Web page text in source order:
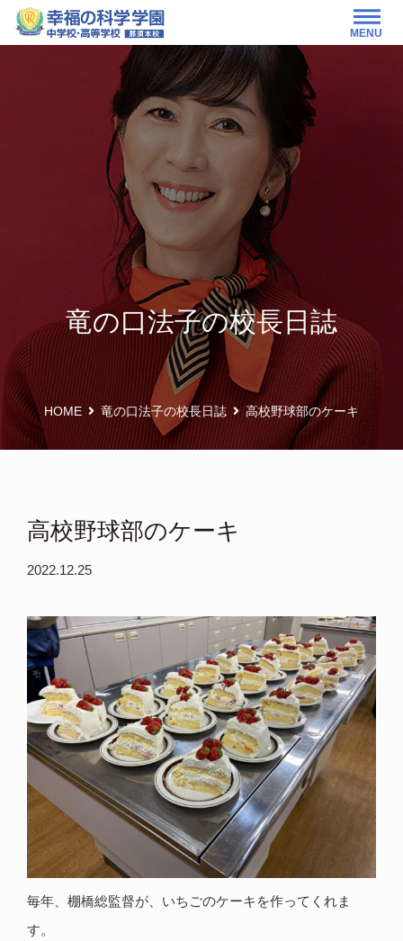
MENU
竜の口法子の校長日誌
HOME 竜の口法子の校長日誌 高校野球部のケーキ
高校野球部のケーキ
2022.12.25
毎年、棚橋総監督が、いちごのケーキを作ってくれま
す。